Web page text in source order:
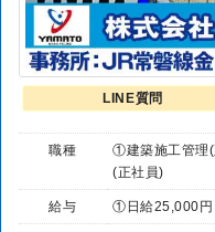
LINE質問
職種
①建築施工管理
(正社員)
給与 ①日給25,000